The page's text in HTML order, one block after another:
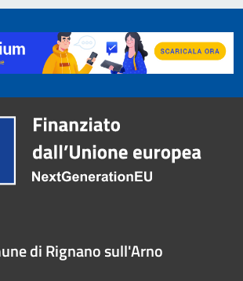
di Rignano sull'Arno